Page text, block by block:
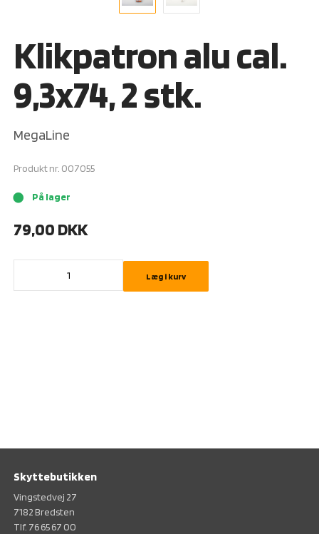
Klikpatron alu cal.
9,3x74, 2 stk.
MegaLine
Produkt nr. 007055
brightness_1 På lager
79,00 DKK
Læg i kurv
Skyttebutikken
Vingstedvej 27
7182 Bredsten
Tlf. 76 65 67 00